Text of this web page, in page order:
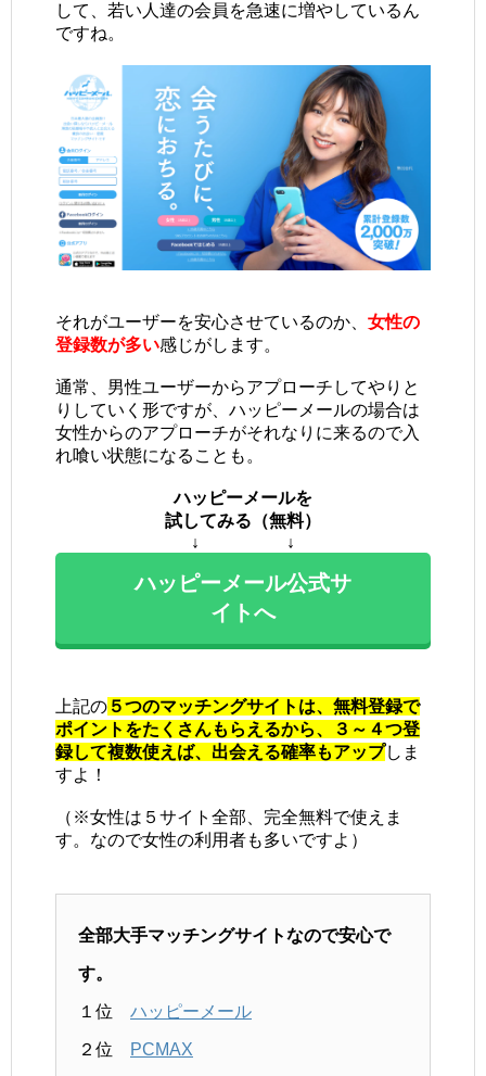
して、若い人達の会員を急速に増やしているん
ですね。
それがユーザーを安心させているのか、 女性の
登録数が多い感じがします。
通常、男性ユーザーからアプローチしてやりと
りしていく形ですが、ハッピーメールの場合は
女性からのアプローチがそれなりに来るので入
れ喰い状態になることも。
ハッピーメールを
試してみる（無料）
↓ ↓
ハッピーメール公式サ
イトへ
上記の ５つのマッチングサイトは、無料登録で
ポイントをたくさんもらえるから、３～４つ登
録して複数使えば、出会える確率もアップしま
すよ！
（※女性は５サイト全部、完全無料で使えま
す。なので女性の利用者も多いですよ）
全部大手マッチングサイトなので安心で
す。
１位 ハッピーメール
２位 PCMAX